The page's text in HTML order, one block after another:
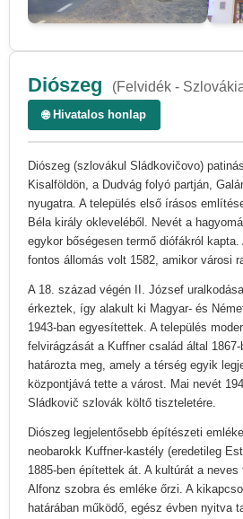
Diószeg (Felvidék -
🌐 Hivatalos honlap
Diószeg (szlovákul Sládkovičovo)
Kisalföldön, a Dudvág folyó partján,
nyugatra. A település első írásos
Béla király okleveléből. Nevét a
egykor bőségesen termő diófákról
fontos állomás volt 1582, amikor városi
A 18. század végén II. József
érkeztek, így alakult ki Magyar- és
1943-ban egyesítettek. A település
felvirágzását a Kuffner család által
határozta meg, amely a térség egyik
központjává tette a várost. Mai nevét
Sládkovič szlovák költő tiszteletére.
Diószeg legjelentősebb építészeti
neobarokk Kuffner-kastély (eredetileg
1885-ben építettek át. A kultúrát a
Alfonz szobra és emléke őrzi. A
határában működő, egész évben nyitva